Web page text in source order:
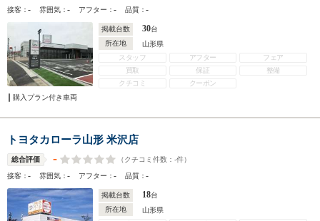
接客：- 雰囲気：- アフター：- 品質：-
掲載台数 30台
所在地
山形県
スタッフ
アフター
フェア
買取
保証
整備
クチコミ
クーポン
購入プラン付き車両
トヨタカローラ山形 米沢店
総合評価 - （クチコミ件数： -件）
接客：- 雰囲気：- アフター：- 品質：-
掲載台数 18台
所在地
山形県